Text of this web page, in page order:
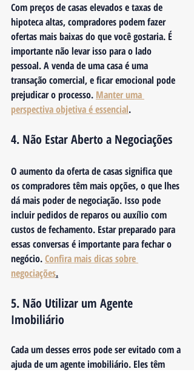
Com preços de casas elevados e taxas de
hipoteca altas, compradores podem fazer
ofertas mais baixas do que você gostaria. É
importante não levar isso para o lado
pessoal. A venda de uma casa é uma
transação comercial, e ficar emocional pode
prejudicar o processo. Manter uma
perspectiva objetiva é essencial.
4. Não Estar Aberto a Negociações
O aumento da oferta de casas significa que
os compradores têm mais opções, o que lhes
dá mais poder de negociação. Isso pode
incluir pedidos de reparos ou auxílio com
custos de fechamento. Estar preparado para
essas conversas é importante para fechar o
negócio. Confira mais dicas sobre
negociações.
5. Não Utilizar um Agente
Imobiliário
Cada um desses erros pode ser evitado com a
ajuda de um agente imobiliário. Eles têm